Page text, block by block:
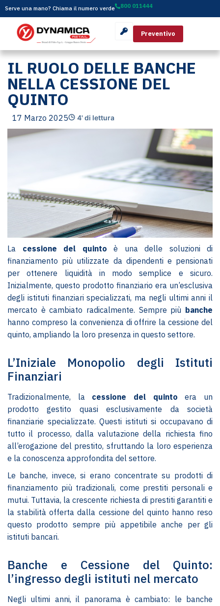
Serve una mano? Chiama il numero verde 800 011444
Preventivo
IL RUOLO DELLE BANCHE
NELLA CESSIONE DEL
QUINTO
17 Marzo 2025 4' di lettura
La cessione del quinto è una delle soluzioni di
finanziamento più utilizzate da dipendenti e pensionati
per ottenere liquidità in modo semplice e sicuro.
Inizialmente, questo prodotto finanziario era un’esclusiva
degli istituti finanziari specializzati, ma negli ultimi anni il
mercato è cambiato radicalmente. Sempre più banche
hanno compreso la convenienza di offrire la cessione del
quinto, ampliando la loro presenza in questo settore.
L’Iniziale Monopolio degli Istituti
Finanziari
Tradizionalmente, la cessione del quinto era un
prodotto gestito quasi esclusivamente da società
finanziarie specializzate. Questi istituti si occupavano di
tutto il processo, dalla valutazione della richiesta fino
all’erogazione del prestito, sfruttando la loro esperienza
e la conoscenza approfondita del settore.
Le banche, invece, si erano concentrate su prodotti di
finanziamento più tradizionali, come prestiti personali e
mutui. Tuttavia, la crescente richiesta di prestiti garantiti e
la stabilità offerta dalla cessione del quinto hanno reso
questo prodotto sempre più appetibile anche per gli
istituti bancari.
Banche e Cessione del Quinto:
l’ingresso degli istituti nel mercato
Negli ultimi anni, il panorama è cambiato: le banche